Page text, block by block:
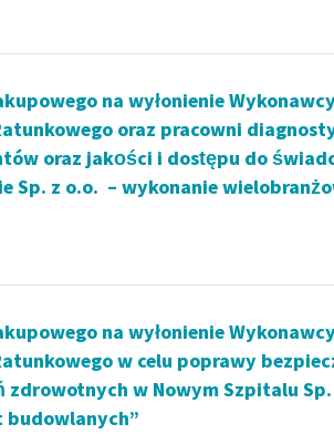
na wyłonienie
oraz pracowni
oraz jakości i dostępu do
Sp. z o.o. – wykonanie
na wyłonienie
w celu poprawy
w Nowym Szpitalu